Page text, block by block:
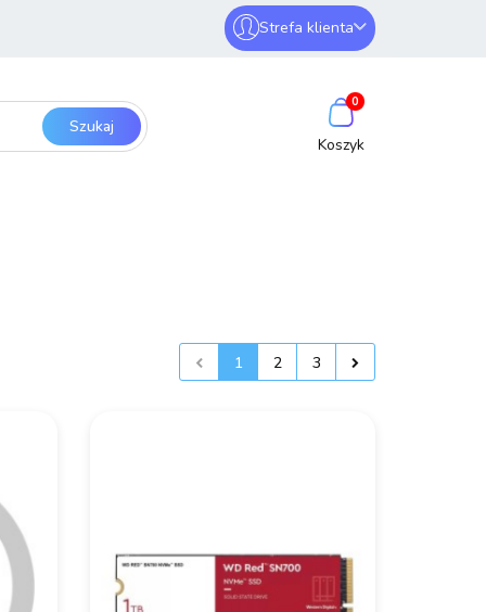
Strefa klienta
Zaloguj się
Zarejestruj się
Dodaj zgłoszenie
0
1 2 3